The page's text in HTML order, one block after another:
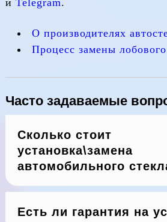
и Telegram.
О производителях
Процесс замены лобового
Часто задаваемые
Сколько стоит
установка\замена
автомобильного
Есть ли гарантия на